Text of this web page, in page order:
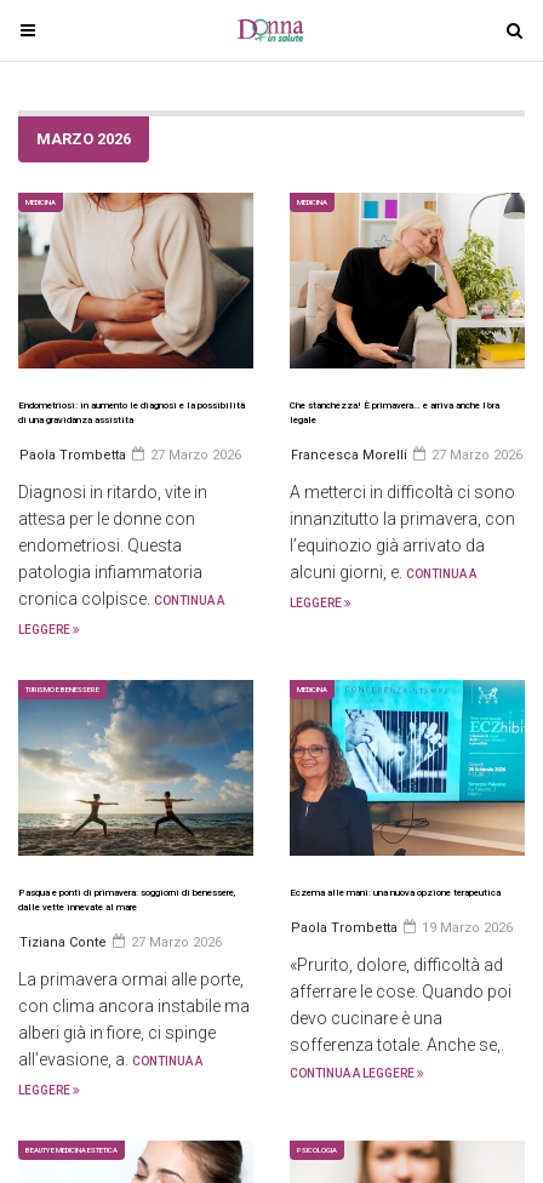
T
o
g
n
a
v
i
g
a
i
n
T
o
g
n
v
i
g
a
n
MARZO 2026
MEDICINA
Endometriosi: in aumento le diagnosi e la possibilità
di una gravidanza assistita
Paola Trombetta 27 Marzo 2026
Diagnosi in ritardo, vite in
attesa per le donne con
endometriosi. Questa
patologia infiammatoria
cronica colpisce. CONTINUA A
LEGGERE
MEDICINA
Che stanchezza! È primavera… e arriva anche l’ora
legale
Francesca Morelli 27 Marzo 2026
A metterci in difficoltà ci sono
innanzitutto la primavera, con
l’equinozio già arrivato da
alcuni giorni, e. CONTINUA A
LEGGERE
TURISMO E BENESSERE
Pasqua e ponti di primavera: soggiorni di benessere,
dalle vette innevate al mare
Tiziana Conte 27 Marzo 2026
La primavera ormai alle porte,
con clima ancora instabile ma
alberi già in fiore, ci spinge
all’evasione, a. CONTINUA A
LEGGERE
MEDICINA
Eczema alle mani: una nuova opzione terapeutica
Paola Trombetta 19 Marzo 2026
«Prurito, dolore, difficoltà ad
afferrare le cose. Quando poi
devo cucinare è una
sofferenza totale. Anche se,.
CONTINUA A LEGGERE
BEAUTY E MEDICINA ESTETICA PSICOLOGIA